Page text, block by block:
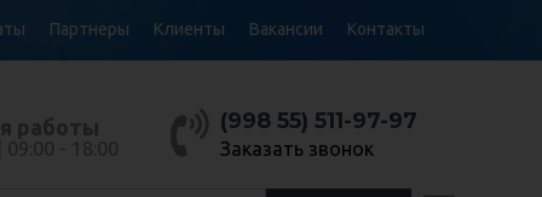
Партнеры Клиенты Вакансии Контакты
(998 55) 511-97-97
Заказать звонок